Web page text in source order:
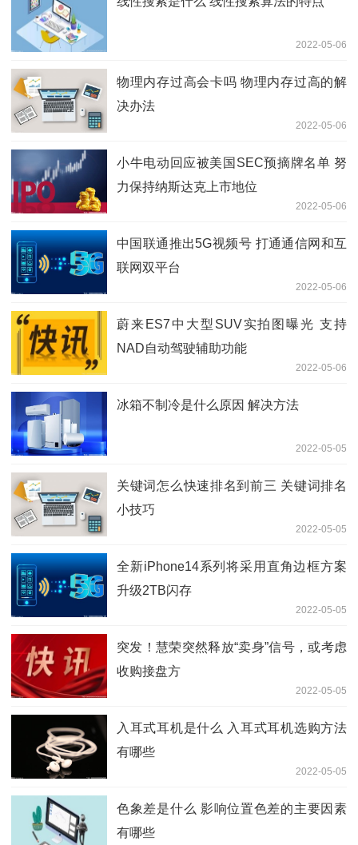
2022-05-06
物理内存过高会卡吗 物理内存过高的解
决办法
2022-05-06
小牛电动回应被美国SEC预摘牌名单 努
力保持纳斯达克上市地位
2022-05-06
中国联通推出5G视频号 打通通信网和互
联网双平台
2022-05-06
蔚来ES7中大型SUV实拍图曝光 支持
NAD自动驾驶辅助功能
2022-05-06
冰箱不制冷是什么原因 解决方法
2022-05-05
关键词怎么快速排名到前三 关键词排名
小技巧
2022-05-05
全新iPhone14系列将采用直角边框方案
升级2TB闪存
2022-05-05
突发！慧荣突然释放“卖身”信号，或考虑
收购接盘方
2022-05-05
入耳式耳机是什么 入耳式耳机选购方法
有哪些
2022-05-05
色象差是什么 影响位置色差的主要因素
有哪些